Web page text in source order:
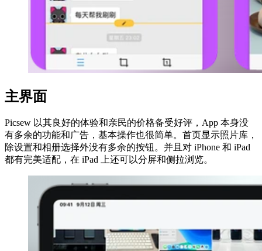
主界面
Picsew 以其良好的体验和亲民的价格备受好评，App 本身没
有多余的功能和广告，基本操作也很简单。首页显示照片库，
除设置和相册选择外没有多余的按钮。并且对 iPhone 和 iPad
都有完美适配，在 iPad 上还可以分屏和侧拉浏览。